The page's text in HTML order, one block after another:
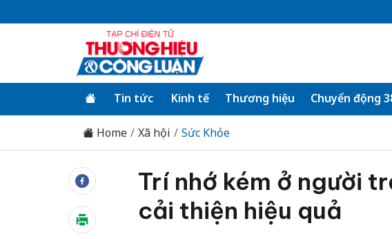
Tin tức Kinh tế Thương hiệu Chuyển động
Home Xã hội Sức Khỏe
Trí nhớ kém ở người
cải thiện hiệu quả